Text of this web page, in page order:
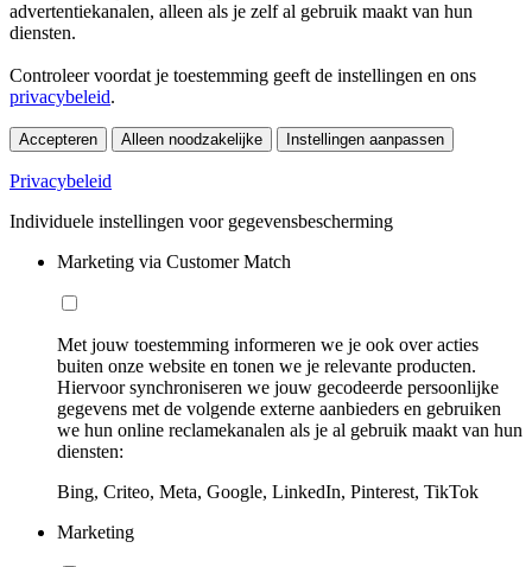
advertentiekanalen, alleen als je zelf al gebruik maakt van hun
diensten.
Controleer voordat je toestemming geeft de instellingen en ons
privacybeleid.
Accepteren Alleen noodzakelijke Instellingen aanpassen
Privacybeleid
Individuele instellingen voor gegevensbescherming
Marketing via Customer Match
Met jouw toestemming informeren we je ook over acties
buiten onze website en tonen we je relevante producten.
Hiervoor synchroniseren we jouw gecodeerde persoonlijke
gegevens met de volgende externe aanbieders en gebruiken
we hun online reclamekanalen als je al gebruik maakt van hun
diensten:
Bing, Criteo, Meta, Google, LinkedIn, Pinterest, TikTok
Marketing